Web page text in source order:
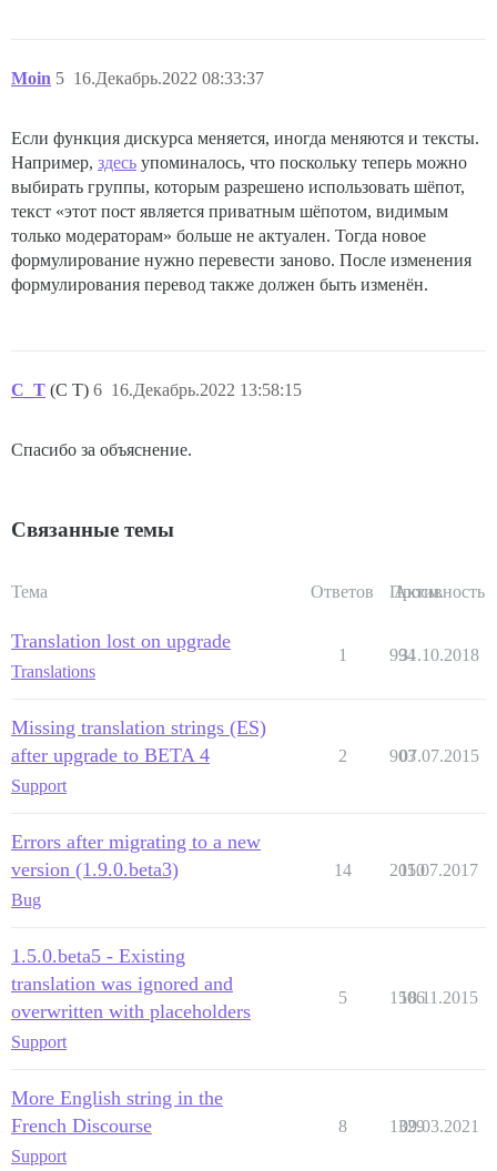
Moin 16.Декабрь.2022 08:33:37
5
Если функция дискурса меняется, иногда меняются и тексты.
Например, здесь упоминалось, что поскольку теперь можно
выбирать группы, которым разрешено использовать шёпот,
текст «этот пост является приватным шёпотом, видимым
только модераторам» больше не актуален. Тогда новое
формулирование нужно перевести заново. После изменения
формулирования перевод также должен быть изменён.
C_T (C T) 16.Декабрь.2022 13:58:15
6
Спасибо за объяснение.
Связанные темы
Тема Ответов Просм.
Активность
Translation lost on upgrade
Translations
1 994
31.10.2018
Missing translation strings (ES)
after upgrade to BETA 4
Support
2 903
07.07.2015
Errors after migrating to a new
version (1.9.0.beta3)
Bug
14 2050
11.07.2017
1.5.0.beta5 - Existing
translation was ignored and
overwritten with placeholders
Support
5 1506
18.11.2015
More English string in the
French Discourse
Support
8 1329
09.03.2021